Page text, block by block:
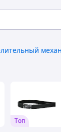
Tоп